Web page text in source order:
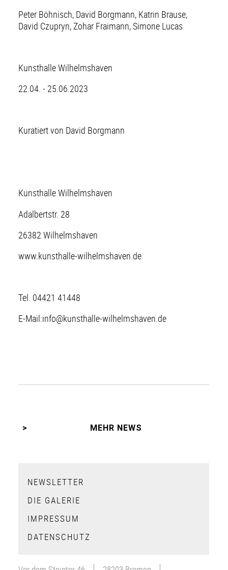
Peter Böhnisch, David Borgmann, Katrin Brause,
David Czupryn, Zohar Fraimann, Simone Lucas
Kunsthalle Wilhelmshaven
22.04. - 25.06.2023
Kuratiert von David Borgmann
Kunsthalle Wilhelmshaven
Adalbertstr. 28
26382 Wilhelmshaven
www.kunsthalle-wilhelmshaven.de
Tel. 04421 41448
E-Mail:info@kunsthalle-wilhelmshaven.de
MEHR NEWS
NEWSLETTER
DIE GALERIE
IMPRESSUM
DATENSCHUTZ